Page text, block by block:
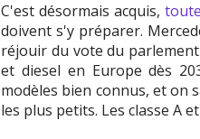
C'est désormais acquis,
doivent s'y préparer.
réjouir du vote du
et diesel en Europe dès
modèles bien connus, et on
les plus petits. Les classe A